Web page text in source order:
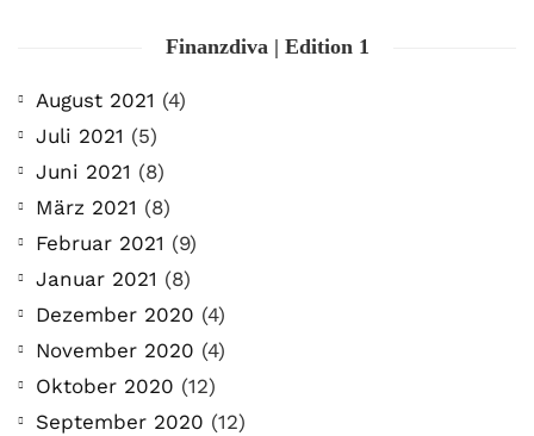
Finanzdiva | Edition 1
August 2021 (4)
Juli 2021 (5)
Juni 2021 (8)
März 2021 (8)
Februar 2021 (9)
Januar 2021 (8)
Dezember 2020 (4)
November 2020 (4)
Oktober 2020 (12)
September 2020 (12)